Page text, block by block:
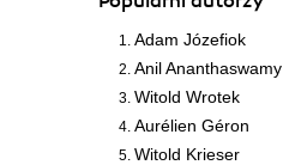
Adam Józefiok
Anil Ananthaswamy
Witold Wrotek
Aurélien Géron
Witold Krieser